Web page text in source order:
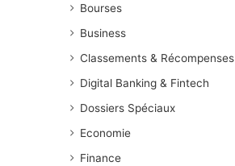
Bourses
Business
Classements & Récompenses
Digital Banking & Fintech
Dossiers Spéciaux
Economie
Finance